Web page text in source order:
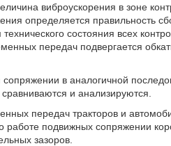
виброускорения в зоне
определяется правильность
состояния всех
передач подвергается
в аналогичной
и анализируются.
передач тракторов и
работе подвижных сопряжении
зазоров.